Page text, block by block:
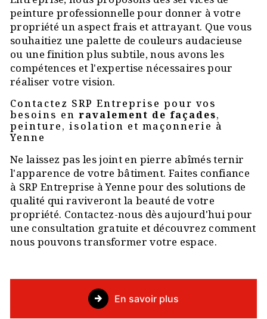
peinture professionnelle pour donner à votre
propriété un aspect frais et attrayant. Que vous
souhaitiez une palette de couleurs audacieuse
ou une finition plus subtile, nous avons les
compétences et l'expertise nécessaires pour
réaliser votre vision.
Contactez SRP Entreprise pour vos
besoins en ravalement de façades,
peinture, isolation et maçonnerie à
Yenne
Ne laissez pas les joint en pierre abîmés ternir
l'apparence de votre bâtiment. Faites confiance
à SRP Entreprise à Yenne pour des solutions de
qualité qui raviveront la beauté de votre
propriété. Contactez-nous dès aujourd'hui pour
une consultation gratuite et découvrez comment
nous pouvons transformer votre espace.
En savoir plus